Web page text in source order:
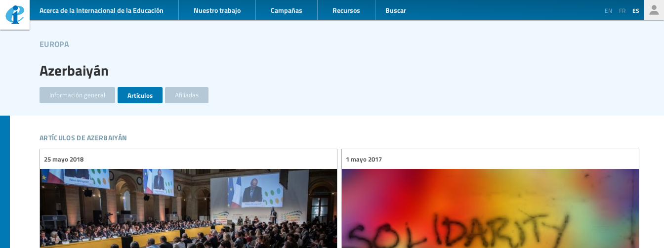
Acerca de la Internacional de la Educación Nuestro trabajo Campañas Recursos Buscar EN FR ES
Azerbaiyán
europa
Información general Artículos Afiliadas
artículos de azerbaiyán
25 mayo 2018 1 mayo 2017